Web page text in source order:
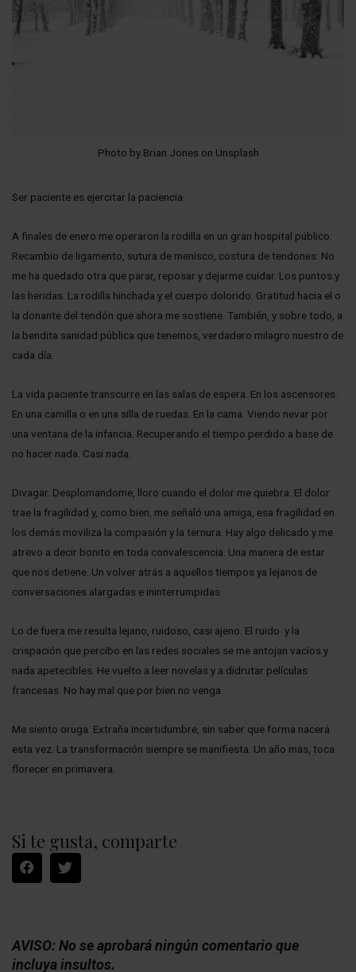
Photo by Brian Jones on Unsplash
Ser paciente es ejercitar la paciencia.
A finales de enero me operaron la rodilla en un gran hospital público.
Recambio de ligamento, sutura de menisco, costura de tendones. No
me ha quedado otra que parar, reposar y dejarme cuidar. Los puntos y
las heridas. La rodilla hinchada y el cuerpo dolorido. Gratitud hacia el o
la donante del tendón que ahora me sostiene. También, y sobre todo, a
la bendita sanidad pública que tenemos, verdadero milagro nuestro de
cada día.
La vida paciente transcurre en las salas de espera. En los ascensores.
En una camilla o en una silla de ruedas. En la cama. Viendo nevar por
una ventana de la infancia. Recuperando el tiempo perdido a base de
no hacer nada. Casi nada.
Divagar. Desplomandome, lloro cuando el dolor me quiebra. El dolor
trae la fragilidad y, como bien, me señaló una amiga, esa fragilidad en
los demás moviliza la compasión y la ternura. Hay algo delicado y me
atrevo a decir bonito en toda convalescencia. Una manera de estar
que nos detiene. Un volver atrás a aquellos tiempos ya lejanos de
conversaciones alargadas e ininterrumpidas.
Lo de fuera me resulta lejano, ruidoso, casi ajeno. El ruido y la
crispación que percibo en las redes sociales se me antojan vacíos y
nada apetecibles. He vuelto a leer novelas y a didrutar películas
francesas. No hay mal que por bien no venga.
Me siento oruga. Extraña incertidumbre, sin saber que forma nacerá
esta vez. La transformación siempre se manifiesta. Un año más, toca
florecer en primavera.
Si te gusta, comparte
AVISO: No se aprobará ningún comentario que
incluya insultos.